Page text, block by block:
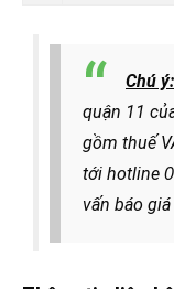
Chú ý:
quận 11
gồm thuế
tới hotline
vấn báo